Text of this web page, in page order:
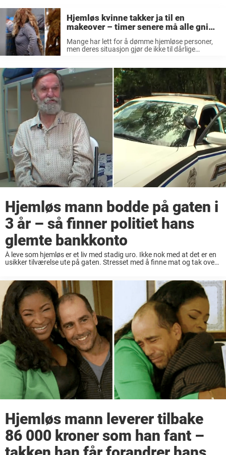
Hjemløs kvinne takker ja til en
makeover – timer senere må alle gni
seg i øynene for å tro resultatet
Mange har lett for å dømme hjemløse personer,
men deres situasjon gjør de ikke til dårlige
veldig små ...
Hjemløs mann bodde på gaten i
3 år – så finner politiet hans
glemte bankkonto
Å leve som hjemløs er et liv med stadig uro. Ikke nok med at det er en
usikker tilværelse ute på gaten. Stresset med å finne mat og tak over
Hjemløs mann leverer tilbake
86 000 kroner som han fant –